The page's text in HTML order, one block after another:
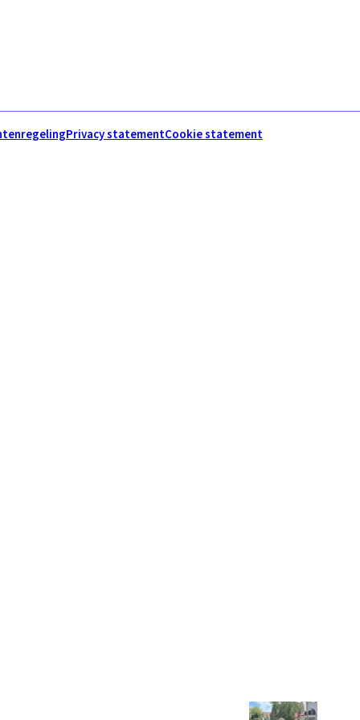
Privacy statementCookie statement